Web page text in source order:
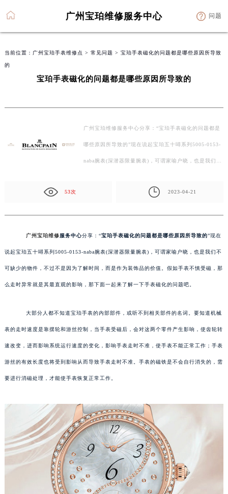
广州宝珀维修服务中心 问题
当前位置： 广州宝珀手表维修点 > 常见问题 > 宝珀手表磁化的问题都是哪些原因所导致
的
宝珀手表磁化的问题都是哪些原因所导致的
广州宝珀维修服务中心分享：“宝珀手表磁化的问题都是
哪些原因所导致的”现在说起宝珀五十噚系列5005-0153-
naba腕表(深潜器限量腕表)，可谓家喻户晓，也是我们…
53次 2023-04-21
广州宝珀维修服务中心分享：“宝珀手表磁化的问题都是哪些原因所导致的”现在
说起宝珀五十噚系列5005-0153-naba腕表(深潜器限量腕表)，可谓家喻户晓，也是我们不
可缺少的物件，不过不是因为了解时间，而是作为装饰品的价值。假如手表不慎受磁，那
么走时异常就是其最直观的影响，那下面一起来了解一下手表磁化的问题吧。
大部分人都不知道宝珀手表的内部部件，或听不到相关部件的名词。要知道机械
表的走时速度是靠摆轮和游丝控制，当手表受磁后，会对这两个零件产生影响，使齿轮转
速改变，进而影响系统运行速度的变化，影响手表走时不准，使手表不能正常工作；手表
游丝的有效长度也将受到影响从而导致手表走时不准。手表的磁铁是不会自行消失的，需
要进行消磁处理，才能使手表恢复正常工作。